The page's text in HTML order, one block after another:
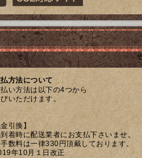
方法について
い方法は以下の4つから
いただけます。
引換】
着時に配送業者にお支払下さいませ。
数料は一律330円頂戴しております。
年10月１日改正